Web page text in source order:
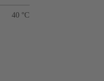
40 °C